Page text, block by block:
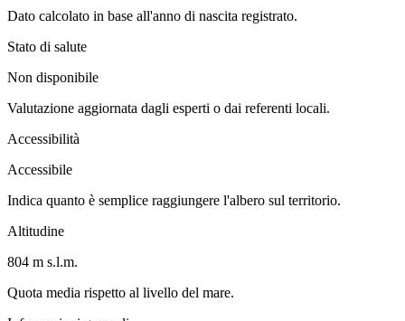
Dato calcolato in base all'anno di nascita registrato.
Stato di salute
Non disponibile
Valutazione aggiornata dagli esperti o dai referenti locali.
Accessibilità
Accessibile
Indica quanto è semplice raggiungere l'albero sul territorio.
Altitudine
804 m s.l.m.
Quota media rispetto al livello del mare.